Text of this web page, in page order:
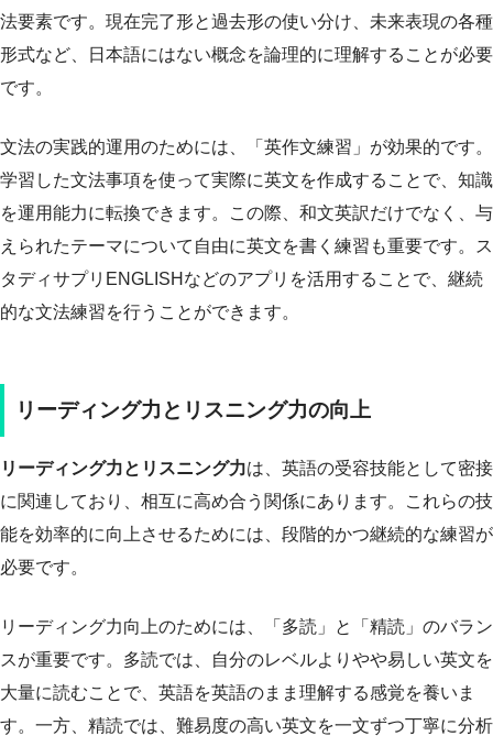
法要素です。現在完了形と過去形の使い分け、未来表現の各種
形式など、日本語にはない概念を論理的に理解することが必要
です。
文法の実践的運用のためには、「英作文練習」が効果的です。
学習した文法事項を使って実際に英文を作成することで、知識
を運用能力に転換できます。この際、和文英訳だけでなく、与
えられたテーマについて自由に英文を書く練習も重要です。ス
タディサプリENGLISHなどのアプリを活用することで、継続
的な文法練習を行うことができます。
リーディング力とリスニング力の向上
リーディング力とリスニング力は、英語の受容技能として密接
に関連しており、相互に高め合う関係にあります。これらの技
能を効率的に向上させるためには、段階的かつ継続的な練習が
必要です。
リーディング力向上のためには、「多読」と「精読」のバラン
スが重要です。多読では、自分のレベルよりやや易しい英文を
大量に読むことで、英語を英語のまま理解する感覚を養いま
す。一方、精読では、難易度の高い英文を一文ずつ丁寧に分析